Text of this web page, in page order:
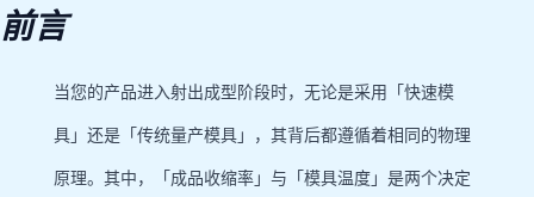
前言
当您的产品进入射出成型阶段时，无论是采用「快速模
具」还是「传统量产模具」，其背后都遵循着相同的物理
原理。其中，「成品收缩率」与「模具温度」是两个决定